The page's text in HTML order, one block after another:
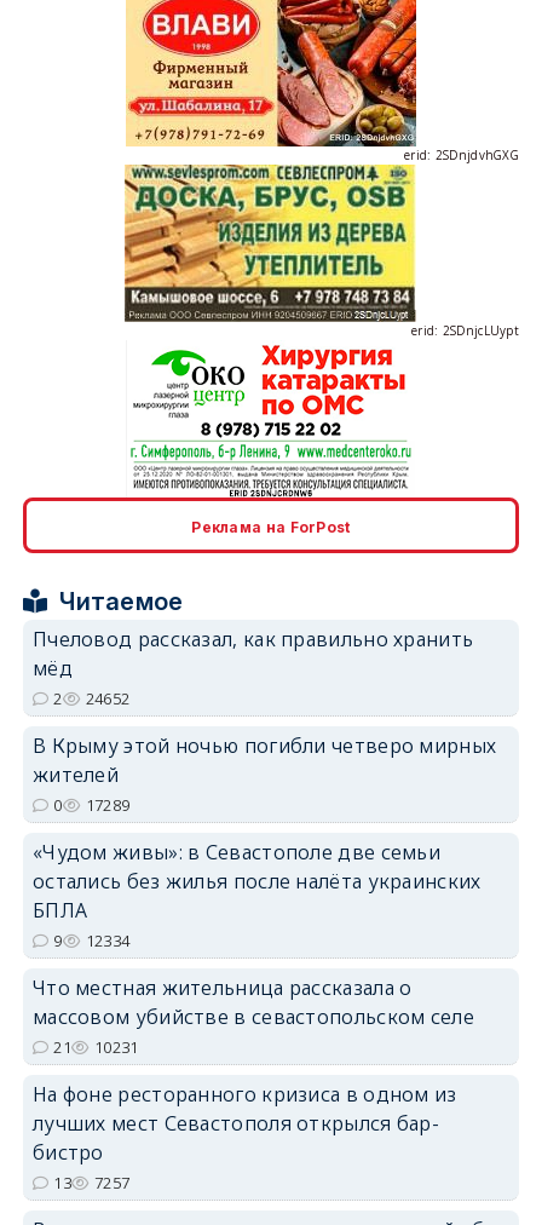
erid: 2SDnjdvhGXG
erid: 2SDnjcLUypt
erid: 2SDnjcrDNw6
erid: 2SDnjdvhGXG
Реклама на ForPost
Читаемое
Пчеловод рассказал, как правильно хранить
мёд
2 24652
В Крыму этой ночью погибли четверо мирных
жителей
0 17289
«Чудом живы»: в Севастополе две семьи
остались без жилья после налёта украинских
БПЛА
9 12334
Что местная жительница рассказала о
массовом убийстве в севастопольском селе
21 10231
На фоне ресторанного кризиса в одном из
лучших мест Севастополя открылся бар-
бистро
13 7257